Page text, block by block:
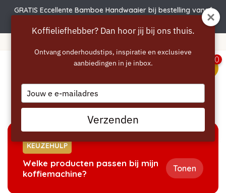
GRATIS Eccellente Bamboe Handwaaier bij bestelling vanaf
0
Home/Reinigen/ECM reinigers
KEUZEHULP
Welke producten passen bij mijn
koffiemachine?
Tonen
Koffieliefhebber? Dan hoor jij bij ons thuis.
Ontvang onderhoudstips, inspiratie en exclusieve
aanbiedingen in je inbox.
Type
your
email
Verzenden